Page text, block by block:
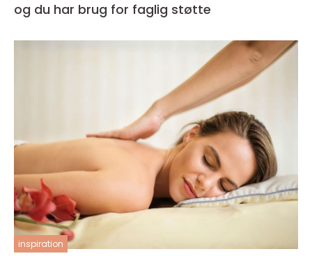
og du har brug for faglig støtte
inspiration